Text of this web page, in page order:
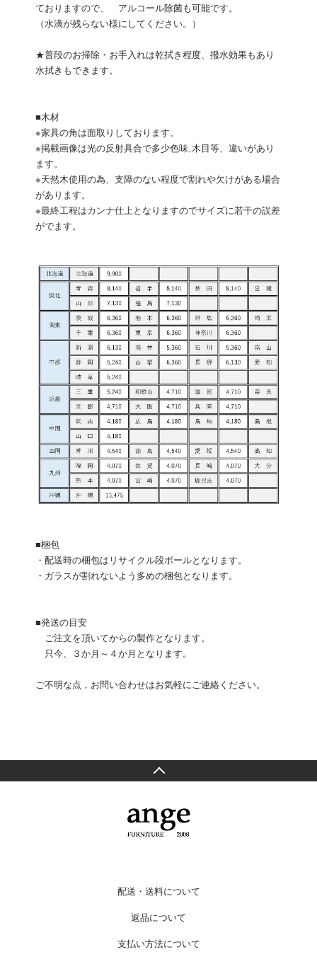
ておりますので、 アルコール除菌も可能です。
（水滴が残らない様にしてください。）
★普段のお掃除・お手入れは乾拭き程度、撥水効果もあり
水拭きもできます。
■木材
※家具の角は面取りしております。
※掲載画像は光の反射具合で多少色味,木目等、違いがあり
ます。
※天然木使用の為、支障のない程度で割れや欠けがある場合
があります。
※最終工程はカンナ仕上となりますのでサイズに若干の誤差
がでます。
■梱包
・配送時の梱包はリサイクル段ボールとなります。
・ガラスが割れないよう多めの梱包となります。
■発送の目安
ご注文を頂いてからの製作となります。
只今、３か月～４か月となります。
ご不明な点，お問い合わせはお気軽にご連絡ください。
配送・送料について
返品について
支払い方法について